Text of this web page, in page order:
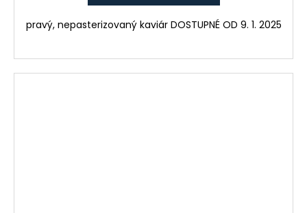
pravý, nepasterizovaný kaviár DOSTUPNÉ OD 9. 1. 2025